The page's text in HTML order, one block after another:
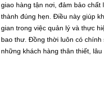
giao hàng tận nơi, đảm bảo
thành đúng hẹn. Điều này giúp
gian trong việc quản lý và thực
bao thư. Đồng thời luôn có
những khách hàng thân thiết, lâu